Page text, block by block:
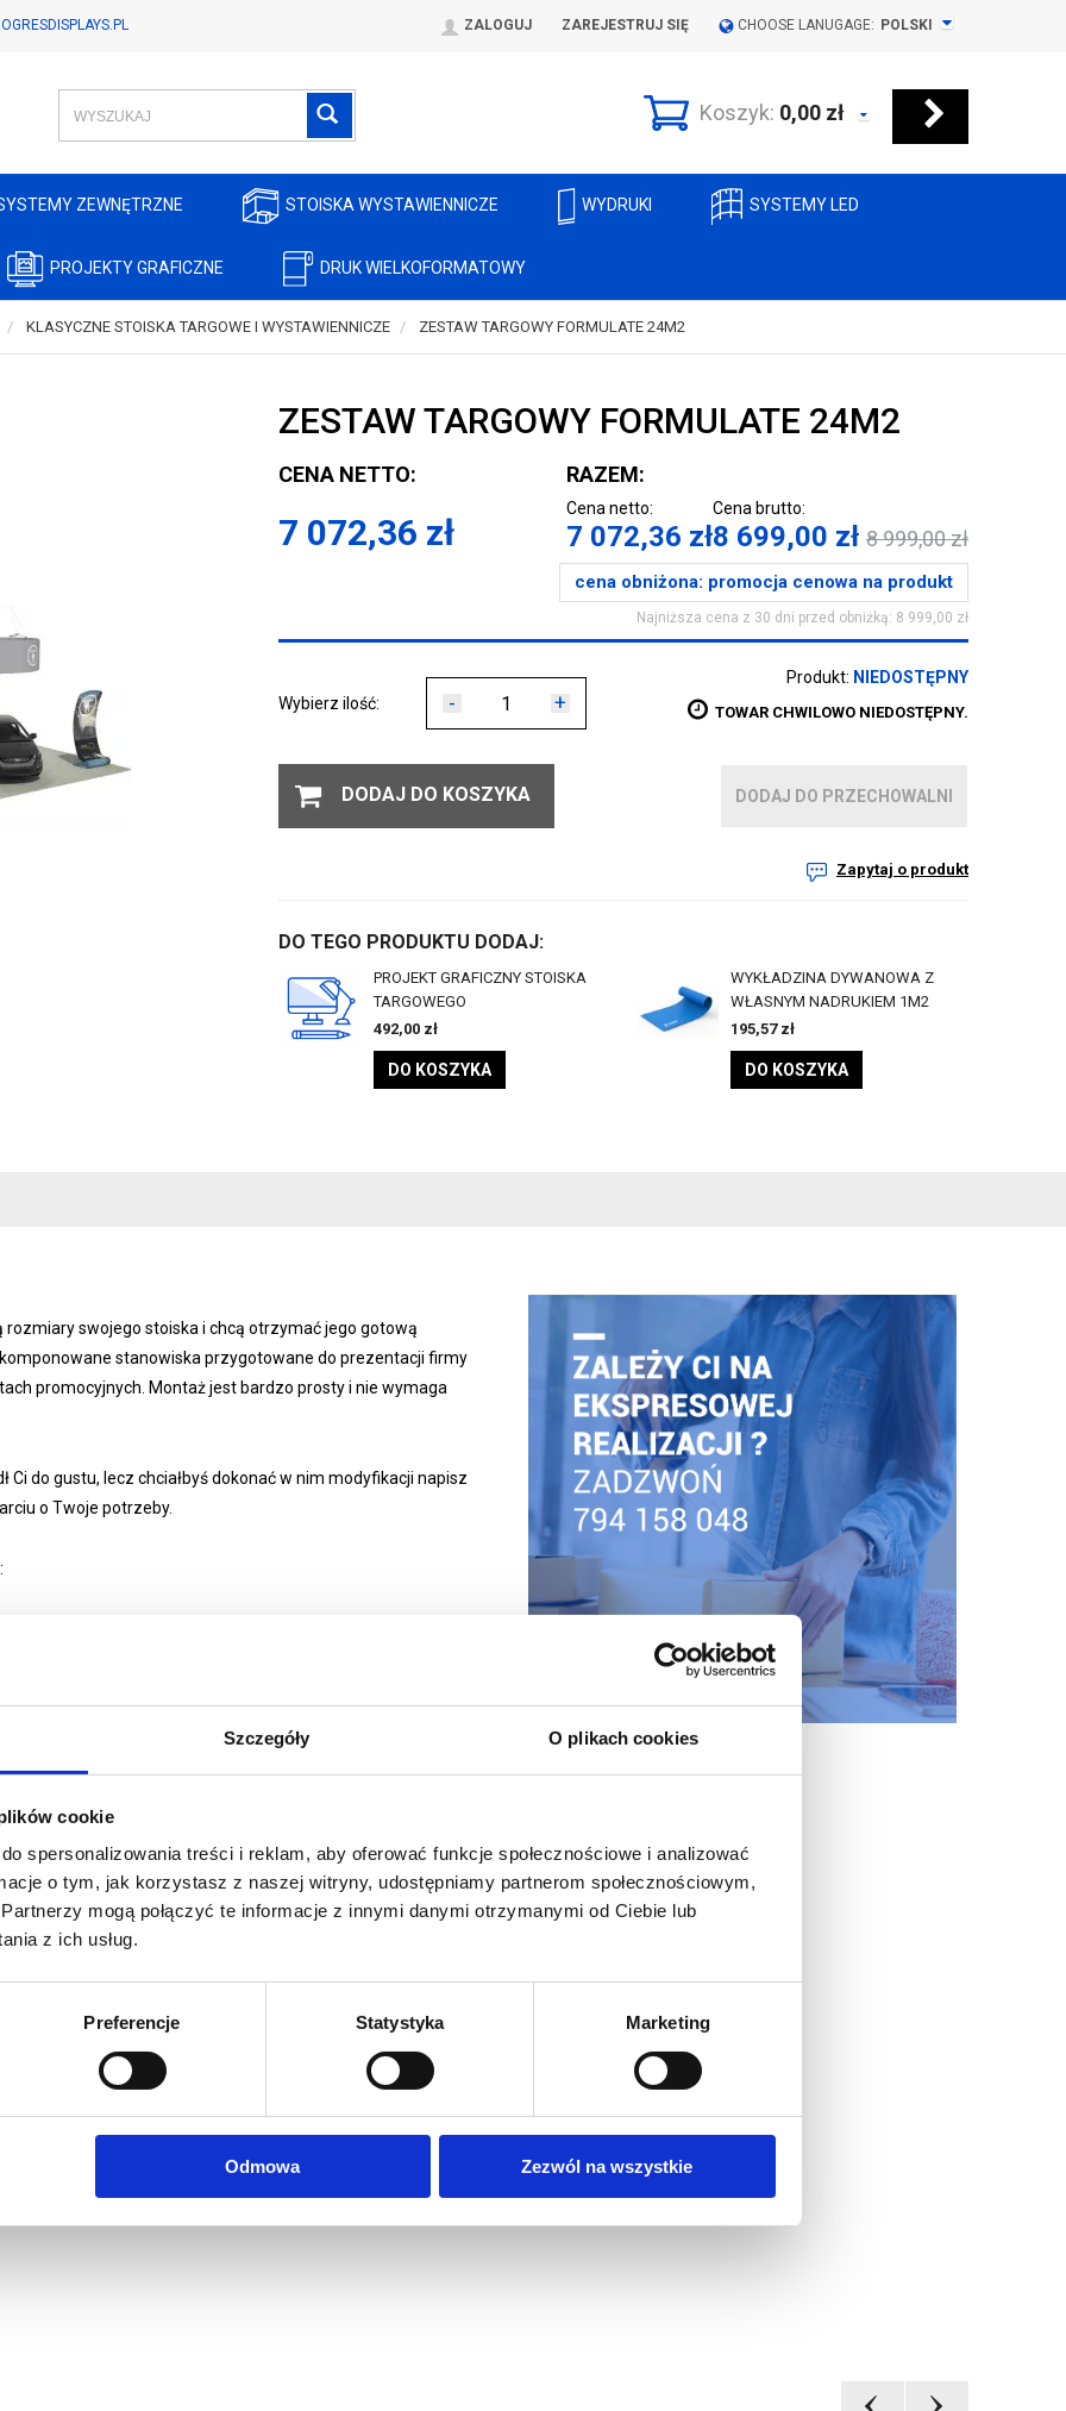
Szczegóły O plikach cookies
cookie
spersonalizowania treści i reklam, aby oferować funkcje społecznościowe i analizować
o tym, jak korzystasz z naszej witryny, udostępniamy partnerom społecznościowym,
mogą połączyć te informacje z innymi danymi otrzymanymi od Ciebie lub
z ich usług.
Preferencje Statystyka Marketing
Odmowa Zezwól na wszystkie
ZALOGUJ ZAREJESTRUJ SIĘ CHOOSE LANUGAGE: POLSKI
Koszyk: 0,00 zł
ZEWNĘTRZNE STOISKA WYSTAWIENNICZE WYDRUKI SYSTEMY LED
PROJEKTY GRAFICZNE DRUK WIELKOFORMATOWY
KLASYCZNE STOISKA TARGOWE I WYSTAWIENNICZE ZESTAW TARGOWY FORMULATE 24M2
ZESTAW TARGOWY FORMULATE 24M2
CENA NETTO:
7 072,36 zł
RAZEM:
Cena netto:
7 072,36 zł
Cena brutto:
8 699,00 zł 8 999,00zł
cena obniżona: promocja cenowa na produkt
Najniższa cena z 30 dni przed obniżką: 8 999,00 zł
Wybierz ilość: - +
Produkt: NIEDOSTĘPNY
TOWAR CHWILOWO NIEDOSTĘPNY.
DODAJ DO KOSZYKA DODAJ DO PRZECHOWALNI
Zapytaj o produkt
DO TEGO PRODUKTU DODAJ:
PROJEKT GRAFICZNY STOISKA
TARGOWEGO
492,00 zł
DO KOSZYKA
WYKŁADZINA DYWANOWA Z
WŁASNYM NADRUKIEM 1M2
195,57 zł
DO KOSZYKA
swojego stoiska i chcą otrzymać jego gotową
stanowiska przygotowane do prezentacji firmy
promocyjnych. Montaż jest bardzo prosty i nie wymaga
do gustu, lecz chciałbyś dokonać w nim modyfikacji napisz
o Twoje potrzeby.
jednostronną
aluminiowych rur o średnicy 32mm. Na szkietet
się do kształtu systemu. Składanie odbywa się
(gl.)
(gl.)
(wys) x 3000 (śr.)
na materiale Display Stretch 260g/m2
drukowane cyfrowo w rozdzielczości 1440 dpi.